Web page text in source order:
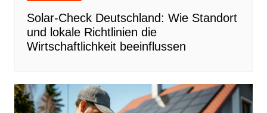
Solar-Check Deutschland: Wie Standort
und lokale Richtlinien die
Wirtschaftlichkeit beeinflussen